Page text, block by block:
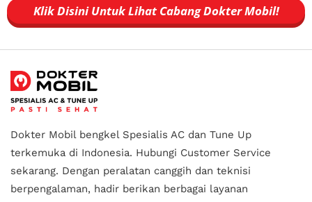
Klik Disini Untuk Lihat Cabang Dokter Mobil!
Dokter Mobil bengkel Spesialis AC dan Tune Up
terkemuka di Indonesia. Hubungi Customer Service
sekarang. Dengan peralatan canggih dan teknisi
berpengalaman, hadir berikan berbagai layanan